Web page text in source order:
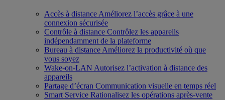
Accès à distance Améliorez l’accès grâce à une
connexion sécurisée
Contrôle à distance Contrôlez les appareils
indépendamment de la plateforme
Bureau à distance Améliorez la productivité où que
vous soyez
Wake-on-LAN Autorisez l’activation à distance des
appareils
Partage d’écran Communication visuelle en temps réel
Smart Service Rationalisez les opérations après-vente